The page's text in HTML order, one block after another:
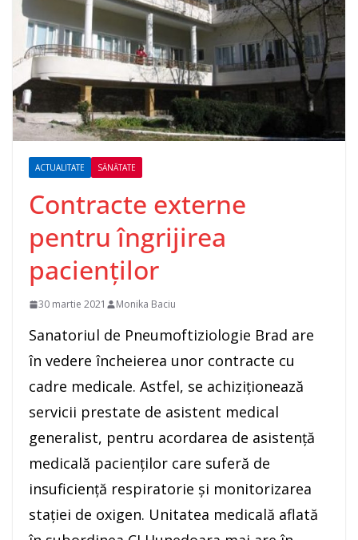
ACTUALITATE SĂNĂTATE
Contracte externe
pentru îngrijirea
pacienților
30 martie 2021 Monika Baciu
Sanatoriul de Pneumoftiziologie Brad are
în vedere încheierea unor contracte cu
cadre medicale. Astfel, se achiziționează
servicii prestate de asistent medical
generalist, pentru acordarea de asistență
medicală pacienților care suferă de
insuficiență respiratorie și monitorizarea
stației de oxigen. Unitatea medicală aflată